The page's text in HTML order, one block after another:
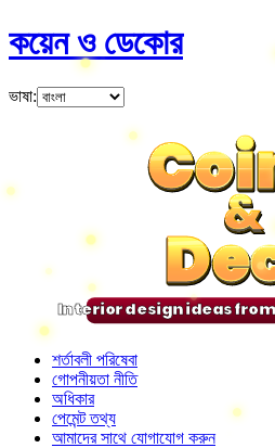
কয়েন ও ডেকোর
ভাষা:
&
&
&
&
Interior design ideas
শর্তাবলী পরিষেবা
গোপনীয়তা নীতি
অধিকার
পেমেন্ট তথ্য
আমাদের সাথে যোগাযোগ করুন